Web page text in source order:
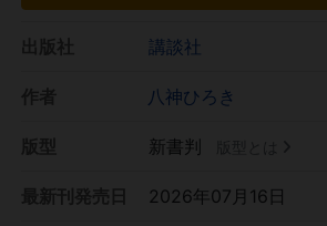
講談社
八神ひろき
新書判
2026年07月16日